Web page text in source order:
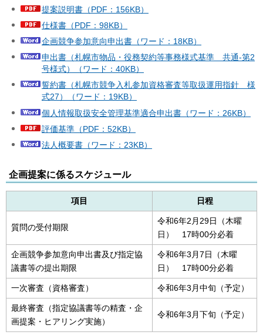
提案説明書（PDF：156KB）
仕様書（PDF：98KB）
企画競争参加意向申出書（ワード：18KB）
申出書（札幌市物品・役務契約等事務様式基準 共通-第2
号様式）（ワード：40KB）
誓約書（札幌市競争入札参加資格審査等取扱運用指針 様
式27）（ワード：19KB）
個人情報取扱安全管理基準適合申出書（ワード：26KB）
評価基準（PDF：52KB）
法人概要書（ワード：23KB）
企画提案に係るスケジュール
項目 日程
質問の受付期限
令和6年2月29日（木曜
日） 17時00分必着
企画競争参加意向申出書及び指定協
議書等の提出期限
令和6年3月7日（木曜
日） 17時00分必着
一次審査（資格審査） 令和6年3月中旬（予定）
最終審査（指定協議書等の精査・企
画提案・ヒアリング実施）
令和6年3月下旬（予定）